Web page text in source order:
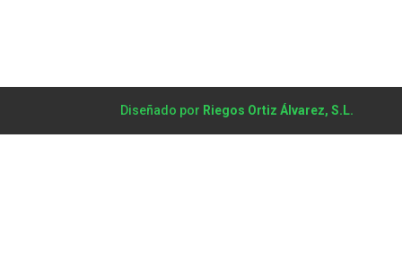
Diseñado por Riegos Ortiz Álvarez, S.L.